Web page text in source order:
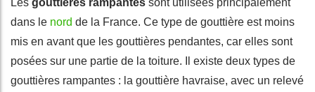
Les gouttières rampantes sont utilisées principalement
dans le nord de la France. Ce type de gouttière est moins
mis en avant que les gouttières pendantes, car elles sont
posées sur une partie de la toiture. Il existe deux types de
gouttières rampantes : la gouttière havraise, avec un relevé